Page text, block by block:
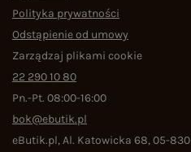
Polityka prywatności
Odstąpienie od umowy
Zarządzaj plikami cookie
22 290 10 80
Pn.-Pt. 08:00-16:00
bok@ebutik.pl
eButik.pl,Al. Katowicka 68,05-830